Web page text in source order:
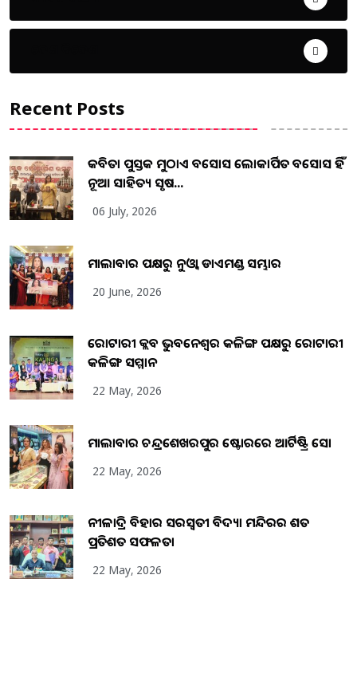
Recent Posts
କବିତା ପୁସ୍ତକ ମୁଠାଏ ଅବସୋସ ଲୋକାର୍ପିତ ଅବସୋସ ହିଁ
ନୂଆ ସାହିତ୍ୟ ସୃଷ...
06 July, 2026
ମାଲାବାର ପକ୍ଷରୁ ନୁଓ୍ବା ଡାଏମଣ୍ଡ ସମ୍ଭାର
20 June, 2026
ରୋଟାରୀ କ୍ଲବ ଭୁବନେଶ୍ୱର କଳିଙ୍ଗ ପକ୍ଷରୁ ରୋଟାରୀ
କଳିଙ୍ଗ ସମ୍ମାନ
22 May, 2026
ମାଲାବାର ଚନ୍ଦ୍ରଶେଖରପୁର ଷ୍ଟୋରରେ ଆର୍ଟିଷ୍ଟ୍ରି ସୋ
22 May, 2026
ନୀଳାଦ୍ରି ବିହାର ସରସ୍ୱତୀ ବିଦ୍ୟା ମନ୍ଦିରର ଶତ
ପ୍ରତିଶତ ସଫଳତା
22 May, 2026